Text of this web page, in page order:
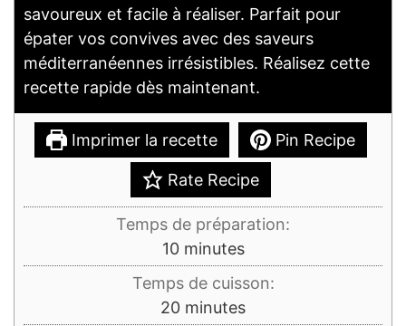
savoureux et facile à réaliser. Parfait pour
épater vos convives avec des saveurs
méditerranéennes irrésistibles. Réalisez cette
recette rapide dès maintenant.
Imprimer la recette Pin Recipe
Rate Recipe
Temps de préparation:
10minutes
minutes
Temps de cuisson:
20minutes
minutes